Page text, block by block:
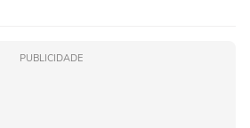
PUBLICIDADE